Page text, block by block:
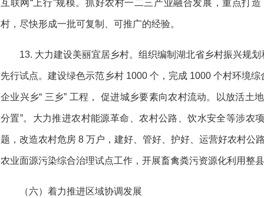
互联网“上行”规模。抓好农村一二三产业融合发展，重点打
村，尽快形成一批可复制、可推广的经验。
13. 大力建设美丽宜居乡村。组织编制湖北省乡村振兴规
先行试点。建设绿色示范乡村 1000 个，完成 1000 个村环境
企业兴乡“ 三乡” 工程， 促进城乡要素向农村流动。以放活土
分置”。大力推进农村能源革命、农村公路、饮水安全等涉农
题，改造农村危房 8 万户，建好、管好、护好、运营好农村公
农业面源污染综合治理试点工作，开展畜禽粪污资源化利用整
（六）着力推进区域协调发展